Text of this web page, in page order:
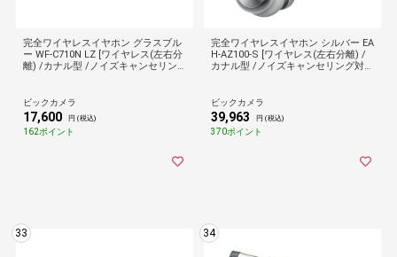
完全ワイヤレスイヤホン グラスブル
ー WF-C710N LZ [ワイヤレス(左右分
離) /カナル型 /ノイズキャンセリン
ビックカメラ
17,600 円 (税込)
162ポイント
完全ワイヤレスイヤホン シルバー EA
H-AZ100-S [ワイヤレス(左右分離) /
カナル型 /ノイズキャンセリング対応
ビックカメラ
39,963 円 (税込)
370ポイント
33 34